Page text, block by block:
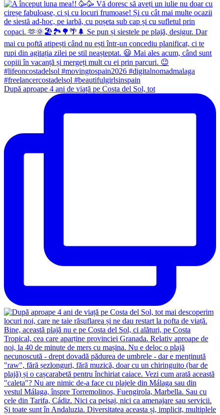
După aproape 4 ani de viață pe Costa del Sol, tot